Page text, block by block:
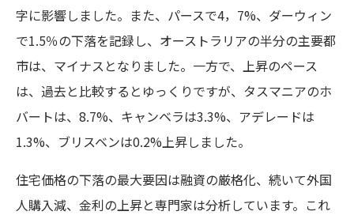
字に影響しました。また、パースで4，7%、ダーウィン
で1.5％の下落を記録し、オーストラリアの半分の主要都
市は、マイナスとなりました。一方で、上昇のペース
は、過去と比較するとゆっくりですが、タスマニアのホ
バートは、8.7%、キャンベラは3.3%、アデレードは
1.3%、ブリスベンは0.2%上昇しました。
住宅価格の下落の最大要因は融資の厳格化、続いて外国
人購入減、金利の上昇と専門家は分析しています。これ